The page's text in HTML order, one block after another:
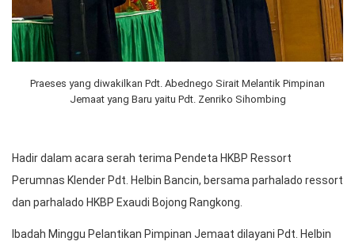
Praeses yang diwakilkan Pdt. Abednego Sirait Melantik Pimpinan
Jemaat yang Baru yaitu Pdt. Zenriko Sihombing
Hadir dalam acara serah terima Pendeta HKBP Ressort
Perumnas Klender Pdt. Helbin Bancin, bersama parhalado ressort
dan parhalado HKBP Exaudi Bojong Rangkong.
Ibadah Minggu Pelantikan Pimpinan Jemaat dilayani Pdt. Helbin